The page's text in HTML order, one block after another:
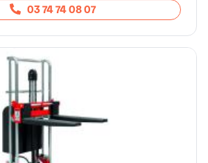
03 74 74 08 07